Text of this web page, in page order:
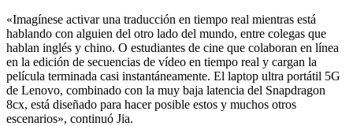
«Imagínese activar una traducción en tiempo real mientras está
hablando con alguien del otro lado del mundo, entre colegas que
hablan inglés y chino. O estudiantes de cine que colaboran en línea
en la edición de secuencias de vídeo en tiempo real y cargan la
película terminada casi instantáneamente. El laptop ultra portátil 5G
de Lenovo, combinado con la muy baja latencia del Snapdragon
8cx, está diseñado para hacer posible estos y muchos otros
escenarios», continuó Jia.